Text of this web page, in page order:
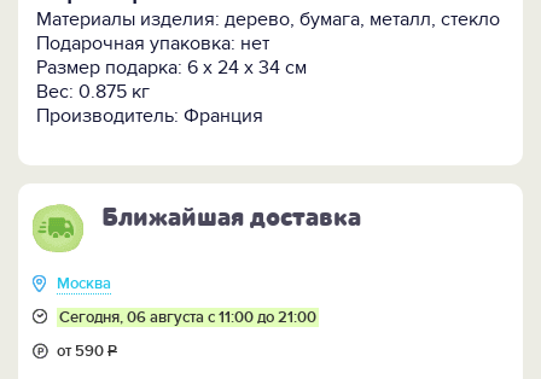
и нотка юмора, присутствующая во многих работах,
делают их прекрасным подарком, уникальным и
очень личным.
Материалы изделия: дерево, бумага, металл, стекло
Подарочная упаковка: нет
Размер подарка: 6 x 24 x 34 см
Вес: 0.875 кг
Производитель: Франция
Ближайшая доставка
Москва
Сегодня, 06 августа с 11:00 до 21:00
от 590Р